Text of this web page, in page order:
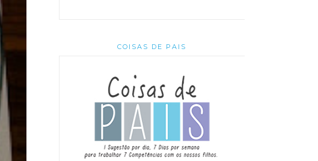
COISAS DE PAIS